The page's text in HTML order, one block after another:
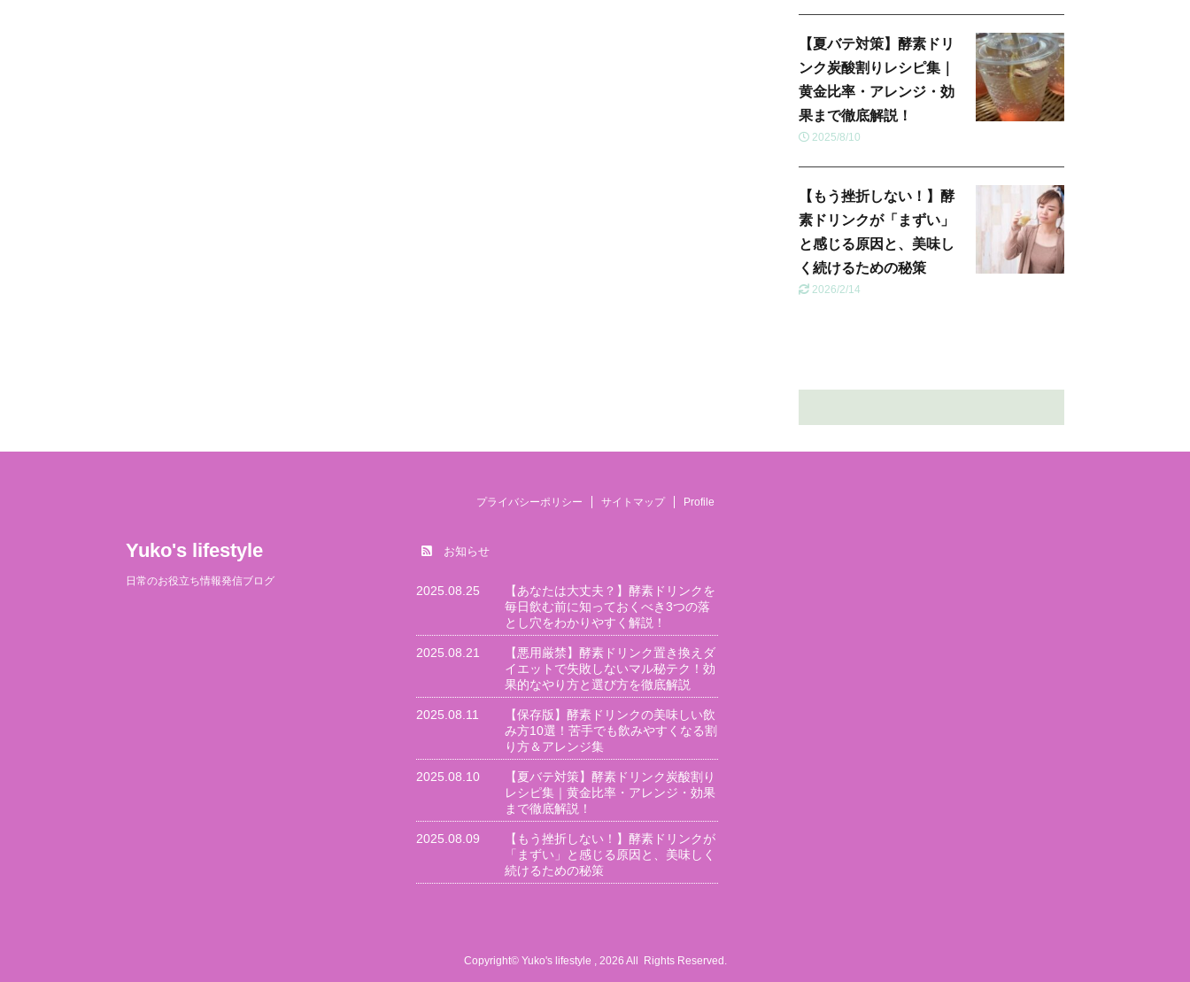
【夏バテ対策】酵素ドリ
ンク炭酸割りレシピ集｜
黄金比率・アレンジ・効
果まで徹底解説！
2025/8/10
【もう挫折しない！】酵
素ドリンクが「まずい」
と感じる原因と、美味し
く続けるための秘策
2026/2/14
プライバシーポリシー サイトマップ Profile
お知らせ
2025.08.25
【あなたは大丈夫？】酵素ドリンクを
毎日飲む前に知っておくべき3つの落
とし穴をわかりやすく解説！
2025.08.21
【悪用厳禁】酵素ドリンク置き換えダ
イエットで失敗しないマル秘テク！効
果的なやり方と選び方を徹底解説
2025.08.11
【保存版】酵素ドリンクの美味しい飲
み方10選！苦手でも飲みやすくなる割
り方＆アレンジ集
2025.08.10
【夏バテ対策】酵素ドリンク炭酸割り
レシピ集｜黄金比率・アレンジ・効果
まで徹底解説！
2025.08.09
【もう挫折しない！】酵素ドリンクが
「まずい」と感じる原因と、美味しく
続けるための秘策
Yuko's lifestyle
日常のお役立ち情報発信ブログ
Copyright© Yuko's lifestyle , 2026 All Rights Reserved.